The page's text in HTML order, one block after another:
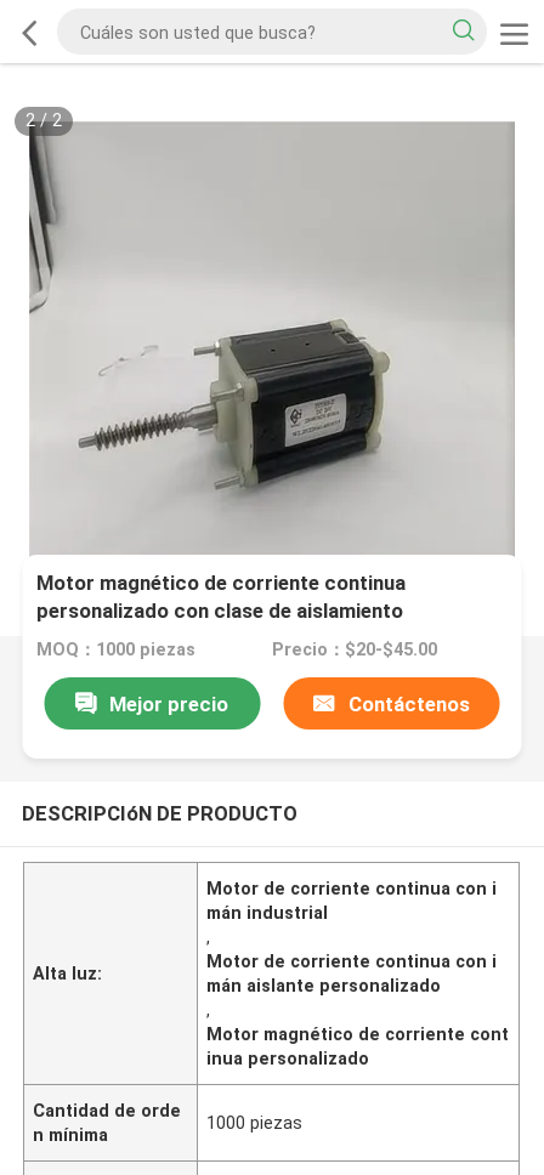
2/2
Motor magnético de corriente continua
personalizado con clase de aislamiento
personalizada e inercia del rotor para
aplicaciones industriales
MOQ：1000 piezas Precio：$20-$45.00
Mejor precio Contáctenos
DESCRIPCIóN DE PRODUCTO
Alta luz:
Motor de corriente continua con i
mán industrial
,
Motor de corriente continua con i
mán aislante personalizado
,
Motor magnético de corriente cont
inua personalizado
Cantidad de orde
n mínima
1000 piezas